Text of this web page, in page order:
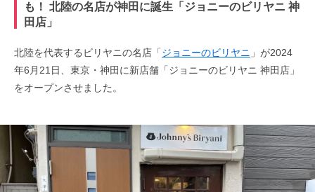
も！ 北陸の名店が神田に誕生「ジョニーのビリヤニ 神
田店」
北陸を代表するビリヤニの名店「ジョニーのビリヤニ 」が2024
年6月21日、東京・神田に新店舗「ジョニーのビリヤニ 神田店」
をオープンさせました。